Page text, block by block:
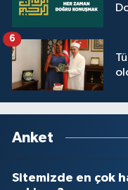
6
Anket
Sitemizde en çok